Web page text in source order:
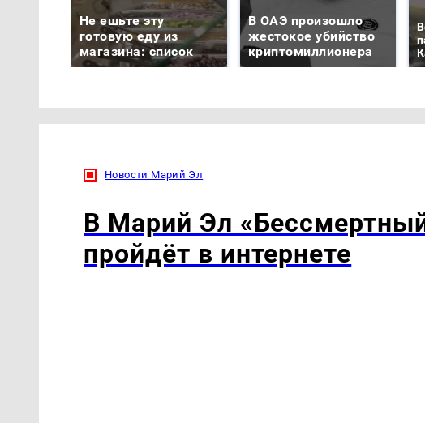
Не ешьте эту
готовую еду из
магазина: список
В ОАЭ произошло
жестокое убийство
криптомиллионера
Новости Марий Эл
В Марий Эл
пройдёт в интернете